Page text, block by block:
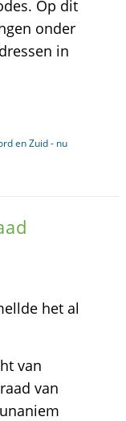
Op dit
onder
in
en Zuid - nu
het al
van
van